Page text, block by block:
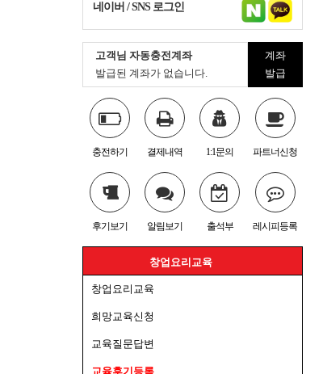
네이버 / SNS 로그인
고객님 자동충전계좌
발급된 계좌가 없습니다.
계좌
발급
충전하기 결제내역 1:1문의 파트너신청
후기보기 알림보기 출석부 레시피등록
창업요리교육
창업요리교육
희망교육신청
교육질문답변
교육후기등록